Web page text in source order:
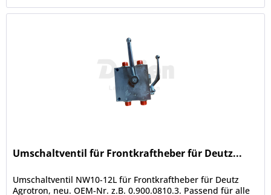
Umschaltventil für Frontkraftheber für Deutz...
Umschaltventil NW10-12L für Frontkraftheber für Deutz
Agrotron, neu. OEM-Nr. z.B. 0.900.0810.3. Passend für alle